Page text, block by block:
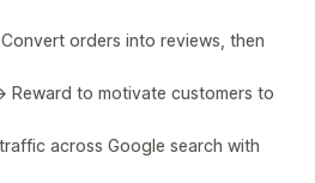
orders into reviews, then
Reward to motivate customers to
across Google search with